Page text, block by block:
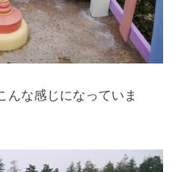
んな感じになっていま